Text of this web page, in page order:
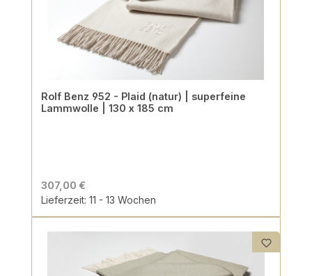
Rolf Benz 952 - Plaid (natur) | superfeine
Lammwolle | 130 x 185 cm
307,00 €
Lieferzeit: 11 - 13 Wochen